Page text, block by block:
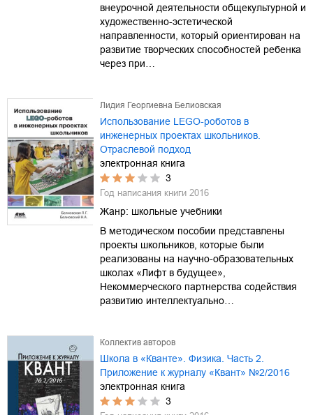
внеурочной деятельности общекультурной и
художественно-эстетической
направленности, который ориентирован на
развитие творческих способностей ребенка
через при…
Лидия Георгиевна Белиовская
Использование LEGO-роботов в
инженерных проектах школьников.
Отраслевой подход
электронная книга
3
Год написания книги 2016
Жанр: школьные учебники
В методическом пособии представлены
проекты школьников, которые были
реализованы на научно-образовательных
школах «Лифт в будущее»,
Некоммерческого партнерства содействия
развитию интеллектуально…
Коллектив авторов
Школа в «Кванте». Физика. Часть 2.
Приложение к журналу «Квант» №2/2016
электронная книга
3